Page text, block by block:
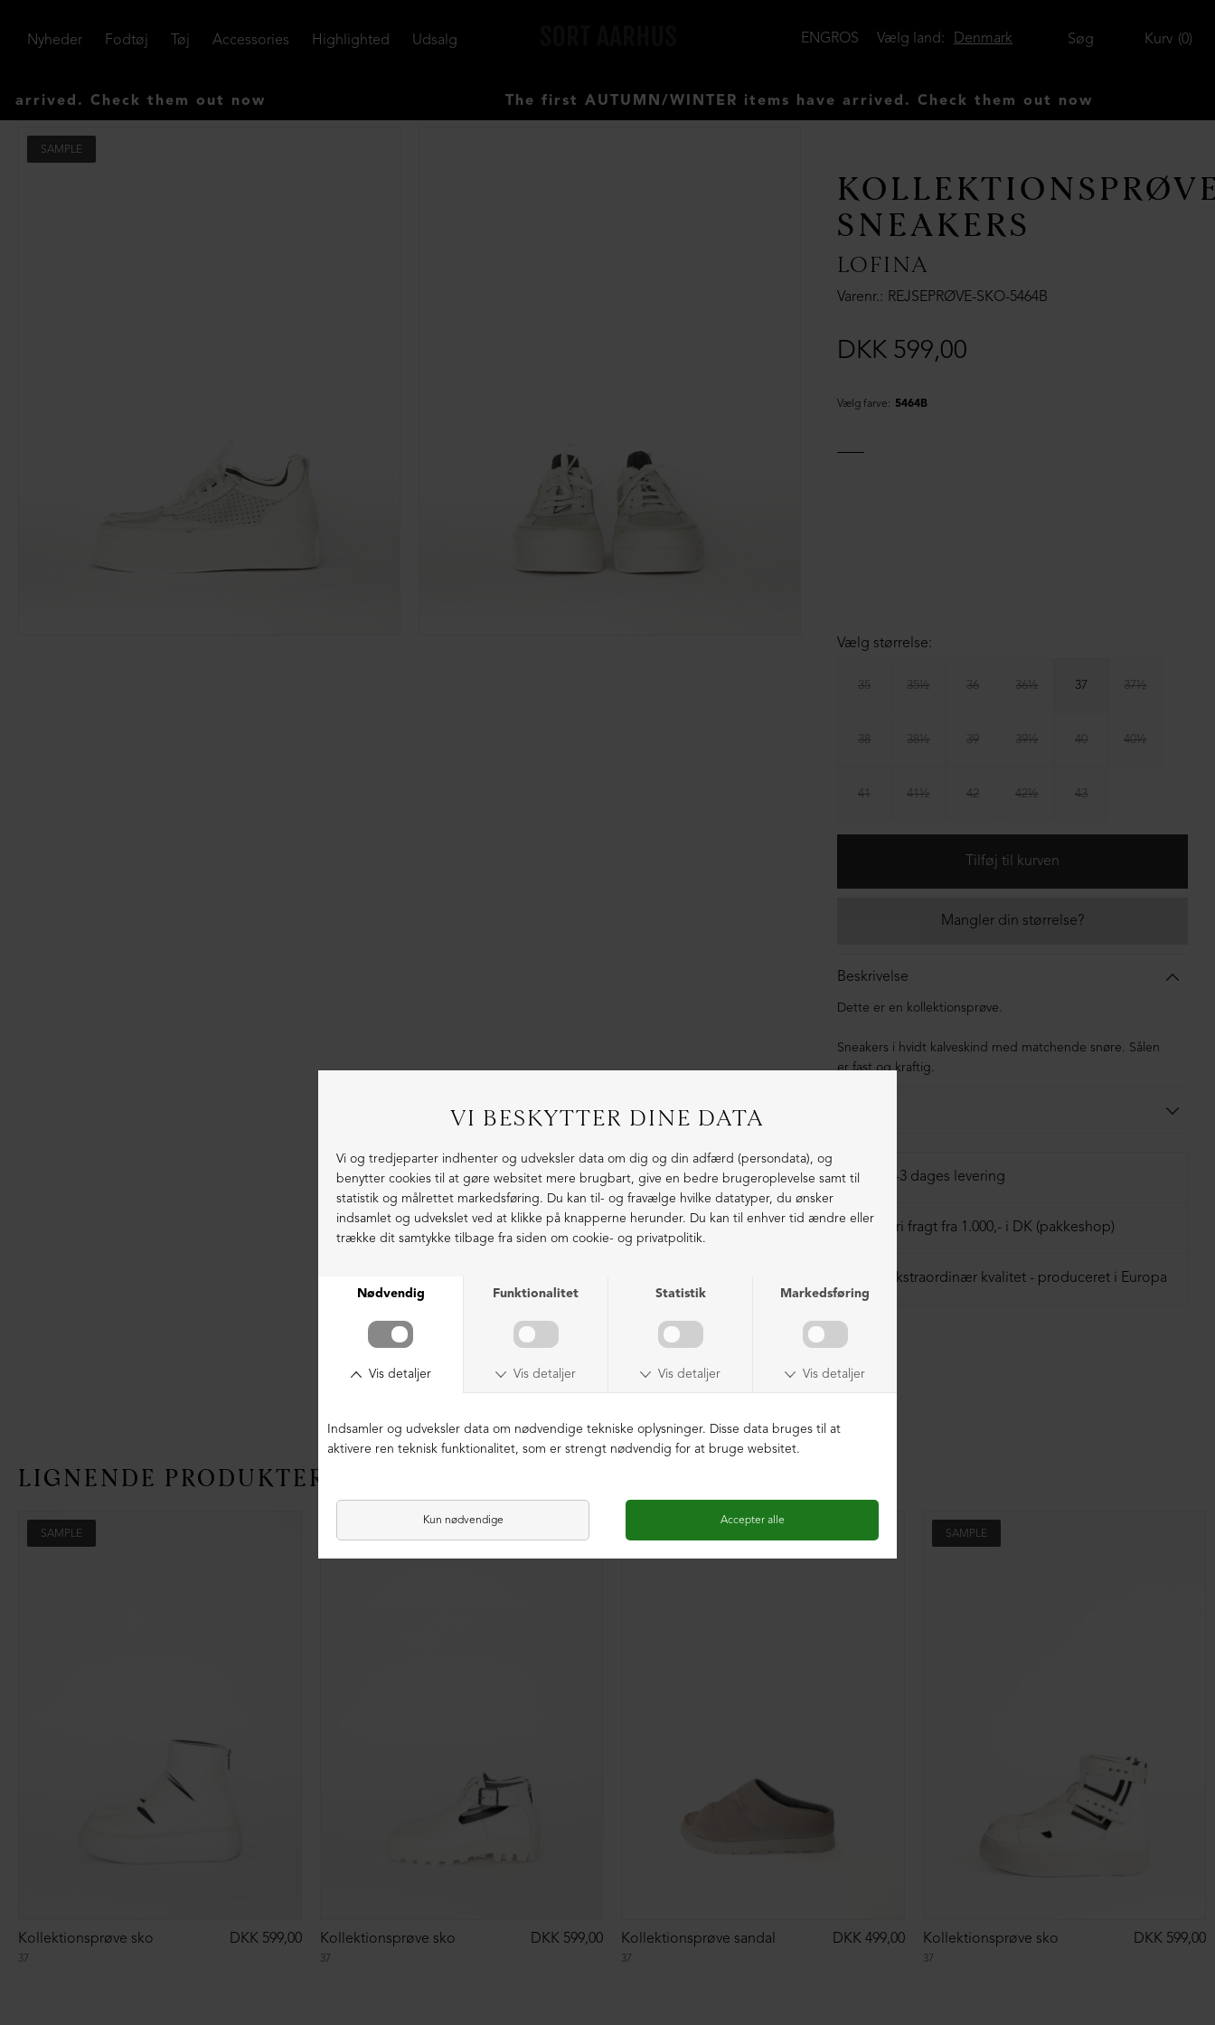
Nyheder Fodtøj Tøj Accessories Highlighted Udsalg Kurv 0
Søg
Denmark
Vælg land:
ENGROS
Check them out now The first AUTUMN/WINTER items have arrived. Check them out now
SAMPLE
SNEAKERS
LOFINA
Varenr. REJSEPRØVE-SKO-5464B
DKK 599,00
Vælg farve: 5464B
Vælg størrelse:
35 35½ 36 36½ 37 37½
38 38½ 39 39½ 40 40½
41 41½ 42 42½ 43
Mangler din størrelse?
Beskrivelse
Dette er en kollektionsprøve.
Sneakers i hvidt kalveskind med matchende snøre. Sålen
er fast og kraftig.
1-3 dages levering
Fri fragt fra 1.000,- i DK (pakkeshop)
Ekstraordinær kvalitet - produceret i Europa
LIGNENDE PRODUKTER
SAMPLE
37
Kollektionsprøve sko DKK 599,00
37
Kollektionsprøve sko DKK 599,00
37
Kollektionsprøve sandal DKK 499,00
SAMPLE
37
Kollektionsprøve sko DKK 599,00